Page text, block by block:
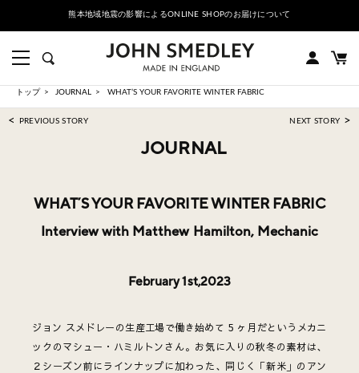
熊本地域地震の影響によるONLINE SHOPのお届けについて
トップ JOURNAL WHATʼS YOUR FAVORITE WINTER FABRIC
< PREVIOUS STORY NEXT STORY >
JOURNAL
WHATʼS YOUR FAVORITE WINTER FABRIC
Interview with Matthew Hamilton, Mechanic
February 1st,2023
ジョン スメドレーの生産工場で働き始めて 5 ヶ月だというメカニ
ックのマシュー・ハミルトンさん。お気に入りの秋冬の素材は、
２シーズン前にラインナップに加わった、同じく「新米」のアン